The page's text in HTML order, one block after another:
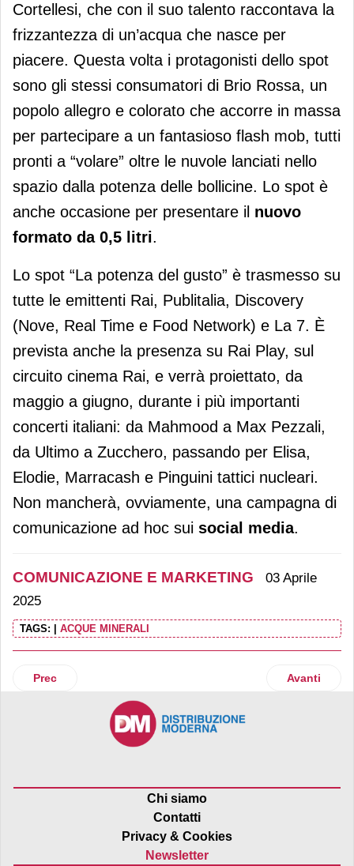
Cortellesi, che con il suo talento raccontava la
frizzantezza di un’acqua che nasce per
piacere. Questa volta i protagonisti dello spot
sono gli stessi consumatori di Brio Rossa, un
popolo allegro e colorato che accorre in massa
per partecipare a un fantasioso flash mob, tutti
pronti a “volare” oltre le nuvole lanciati nello
spazio dalla potenza delle bollicine. Lo spot è
anche occasione per presentare il nuovo
formato da 0,5 litri.
Lo spot “La potenza del gusto” è trasmesso su
tutte le emittenti Rai, Publitalia, Discovery
(Nove, Real Time e Food Network) e La 7. È
prevista anche la presenza su Rai Play, sul
circuito cinema Rai, e verrà proiettato, da
maggio a giugno, durante i più importanti
concerti italiani: da Mahmood a Max Pezzali,
da Ultimo a Zucchero, passando per Elisa,
Elodie, Marracash e Pinguini tattici nucleari.
Non mancherà, ovviamente, una campagna di
comunicazione ad hoc sui social media.
COMUNICAZIONE E MARKETING
03 Aprile
2025
TAGS: ACQUE MINERALI
Articolo precedente: Vip e i produttori raccontano le mele
Prec Articolo
Avanti
Chi siamo
Contatti
Privacy & Cookies
Newsletter